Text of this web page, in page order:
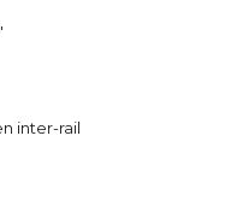
inter-rail